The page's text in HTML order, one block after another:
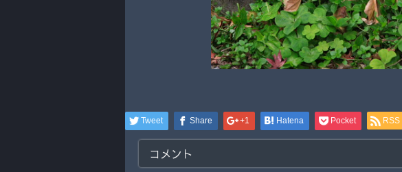
Tweet Share +1 Hatena Pocket RSS
コメント